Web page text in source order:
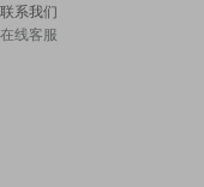
联系我们
在线客服